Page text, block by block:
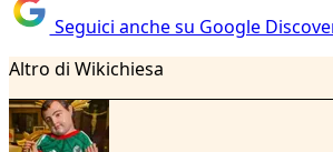
Seguici anche su Google
Altro di Wikichiesa